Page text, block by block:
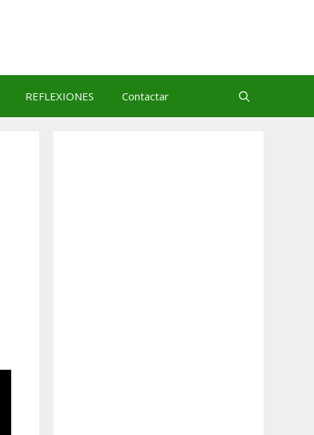
REFLEXIONES Contactar